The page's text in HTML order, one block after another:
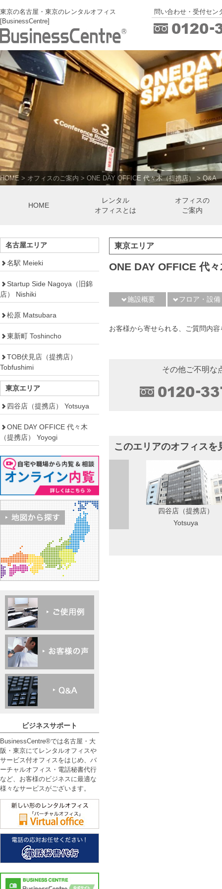
東京の名古屋・東京のレンタルオフィス
[BusinessCentre]
問い合わせ・受付セン
HOME > オフィスのご案内 > ONE DAY OFFICE 代々木（提携店） > Q&A
HOME
レンタル
オフィスとは
オフィスの
ご案内
東京エリア
ONE DAY OFFICE 代
施設概要 フロア・設備
お客様から寄せられる、ご質問内
その他ご不明な
このエリアのオフィスを
四谷店（提携店）
Yotsuya
名古屋エリア
名駅 Meieki
Startup Side Nagoya（旧錦
店） Nishiki
松原 Matsubara
東新町 Toshincho
TOB伏見店（提携店）
Tobfushimi
東京エリア
四谷店（提携店） Yotsuya
ONE DAY OFFICE 代々木
（提携店） Yoyogi
ビジネスサポート
BusinessCentre®では名古屋・大
阪・東京にてレンタルオフィスや
サービス付オフィスをはじめ、バ
ーチャルオフィス・電話秘書代行
など、お客様のビジネスに最適な
様々なサービスがございます。